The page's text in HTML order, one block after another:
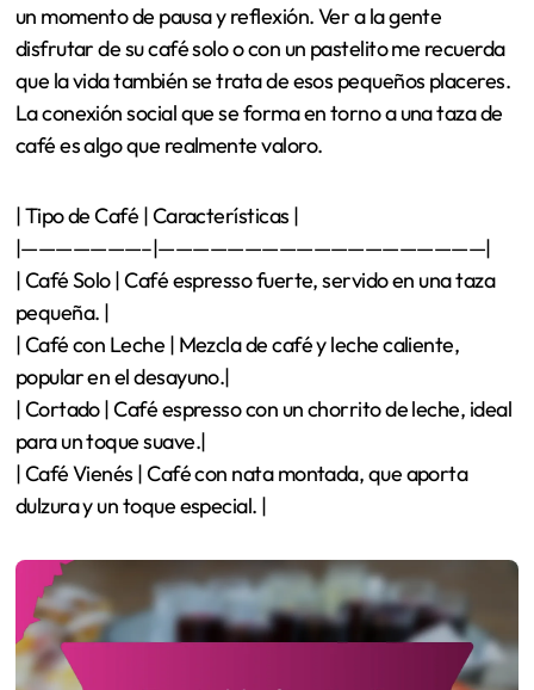
un momento de pausa y reflexión. Ver a la gente
disfrutar de su café solo o con un pastelito me recuerda
que la vida también se trata de esos pequeños placeres.
La conexión social que se forma en torno a una taza de
café es algo que realmente valoro.
| Tipo de Café | Características |
|———————–|———————————————————|
| Café Solo | Café espresso fuerte, servido en una taza
pequeña. |
| Café con Leche | Mezcla de café y leche caliente,
popular en el desayuno.|
| Cortado | Café espresso con un chorrito de leche, ideal
para un toque suave.|
| Café Vienés | Café con nata montada, que aporta
dulzura y un toque especial. |